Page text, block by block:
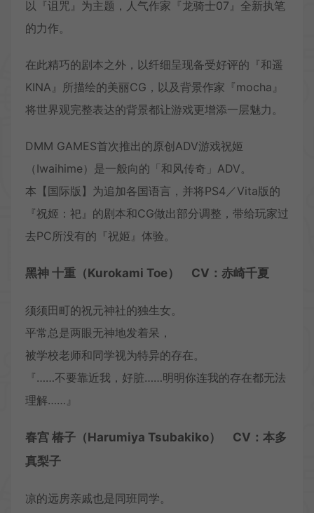
以『诅咒』为主题，人气作家『龙骑士07』全新执笔
的力作。
在此精巧的剧本之外，以纤细呈现备受好评的『和遥
KINA』所描绘的美丽CG，以及背景作家『mocha』
将世界观完整表达的背景都让游戏更增添一层魅力。
DMM GAMES首次推出的原创ADV游戏祝姬
（Iwaihime）是一般向的「和风传奇」ADV。
本【国际版】为追加各国语言，并将PS4／Vita版的
『祝姬：祀』的剧本和CG做出部分调整，带给玩家过
去PC所没有的『祝姬』体验。
黑神 十重（Kurokami Toe） CV：赤崎千夏
须须田町的祝元神社的独生女。
平常总是两眼无神地发着呆，
被学校老师和同学视为特异的存在。
『……不要靠近我，好脏……明明你连我的存在都无法
理解……』
春宫 椿子（Harumiya Tsubakiko） CV：本多
真梨子
凉的远房亲戚也是同班同学。